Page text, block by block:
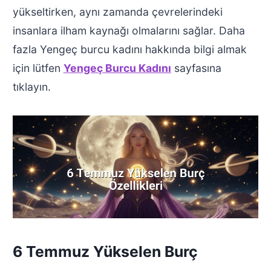
yükseltirken, aynı zamanda çevrelerindeki
insanlara ilham kaynağı olmalarını sağlar. Daha
fazla Yengeç burcu kadını hakkında bilgi almak
için lütfen Yengeç Burcu Kadını sayfasına
tıklayın.
6 Temmuz Yükselen Burç